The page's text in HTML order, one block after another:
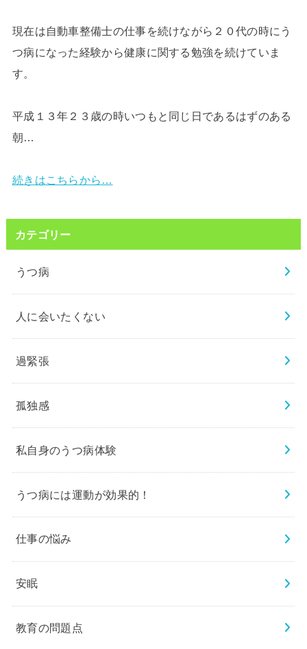
現在は自動車整備士の仕事を続けながら２０代の時にう
つ病になった経験から健康に関する勉強を続けていま
す。
平成１３年２３歳の時いつもと同じ日であるはずのある
朝…
続きはこちらから…
カテゴリー
うつ病
人に会いたくない
過緊張
孤独感
私自身のうつ病体験
うつ病には運動が効果的！
仕事の悩み
安眠
教育の問題点